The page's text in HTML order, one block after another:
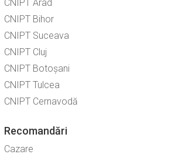
CNIPT Arad
CNIPT Bihor
CNIPT Suceava
CNIPT Cluj
CNIPT Botoșani
CNIPT Tulcea
CNIPT Cernavodă
Recomandări
Cazare